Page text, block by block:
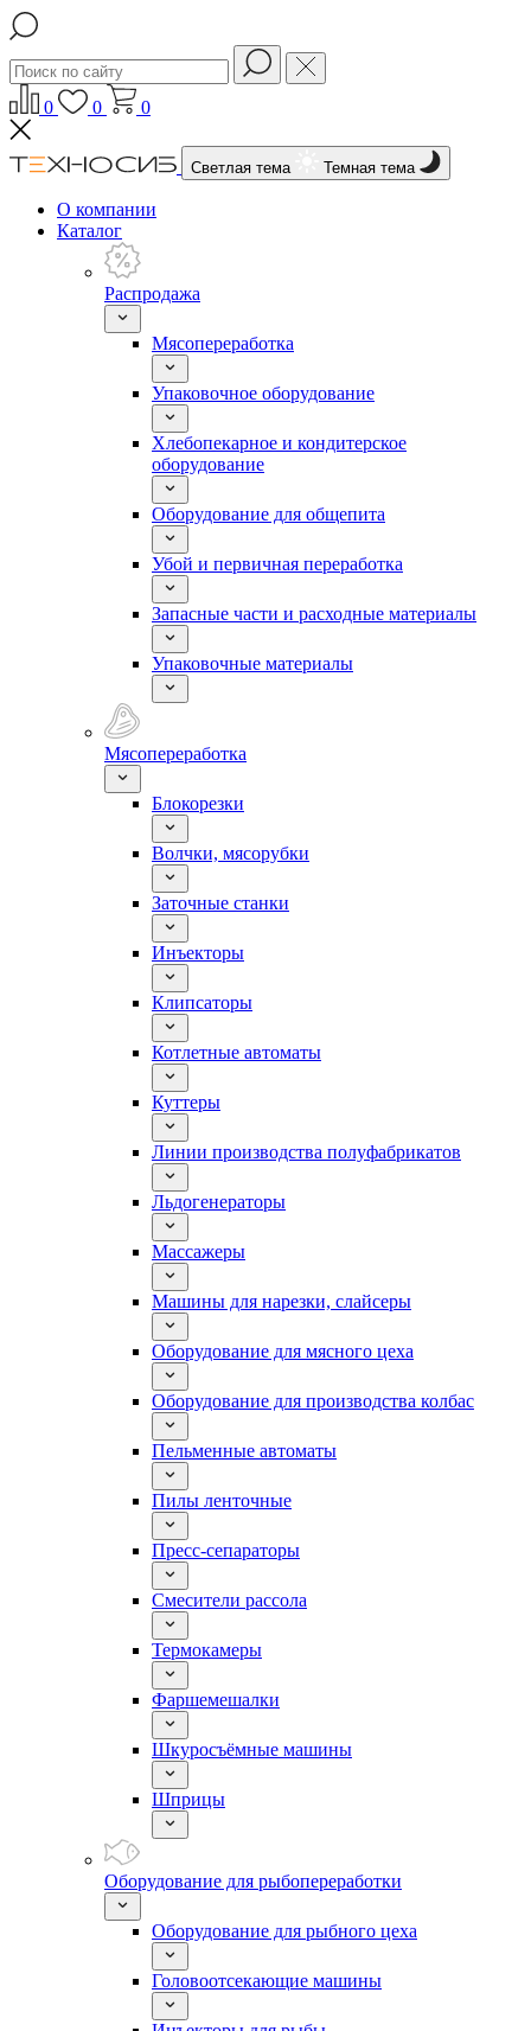
0 0 0
Светлая тема Темная тема
О компании
Каталог
Распродажа
Мясопереработка
Упаковочное оборудование
Хлебопекарное и кондитерское
оборудование
Оборудование для общепита
Убой и первичная переработка
Запасные части и расходные материалы
Упаковочные материалы
Мясопереработка
Блокорезки
Волчки, мясорубки
Заточные станки
Инъекторы
Клипсаторы
Котлетные автоматы
Куттеры
Линии производства полуфабрикатов
Льдогенераторы
Массажеры
Машины для нарезки, слайсеры
Оборудование для мясного цеха
Оборудование для производства колбас
Пельменные автоматы
Пилы ленточные
Пресс-сепараторы
Смесители рассола
Термокамеры
Фаршемешалки
Шкуросъёмные машины
Шприцы
Оборудование для рыбопереработки
Оборудование для рыбного цеха
Головоотсекающие машины